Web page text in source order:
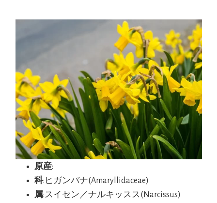
原産:
科:ヒガンバナ(Amaryllidaceae)
属:スイセン／ナルキッスス(Narcissus)